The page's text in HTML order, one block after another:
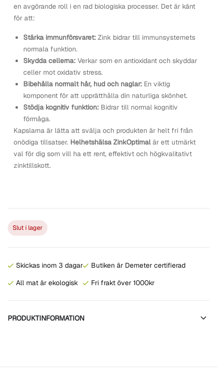
en avgörande roll i en rad biologiska processer. Det är känt
för att:
Stärka immunförsvaret: Zink bidrar till immunsystemets
normala funktion.
Skydda cellerna: Verkar som en antioxidant och skyddar
celler mot oxidativ stress.
Bibehålla normalt hår, hud och naglar: En viktig
komponent för att upprätthålla din naturliga skönhet.
Stödja kognitiv funktion: Bidrar till normal kognitiv
förmåga.
Kapslarna är lätta att svälja och produkten är helt fri från
onödiga tillsatser. Helhetshälsa ZinkOptimal är ett utmärkt
val för dig som vill ha ett rent, effektivt och högkvalitativt
zinktillskott.
Slut i lager
Skickas inom 3 dagar
All mat är ekologisk
Butiken är Demeter certifierad
Fri frakt över 1000kr
PRODUKTINFORMATION